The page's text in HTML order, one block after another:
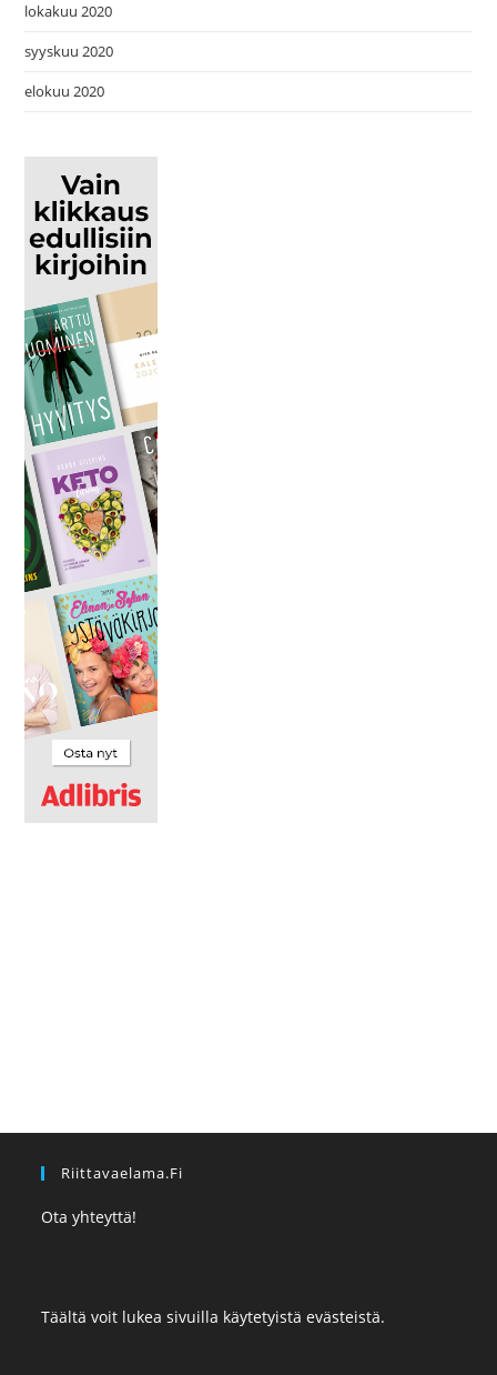
lokakuu 2020
syyskuu 2020
elokuu 2020
Riittavaelama.fi
Ota yhteyttä!
Täältä voit lukea sivuilla käytetyistä evästeistä.